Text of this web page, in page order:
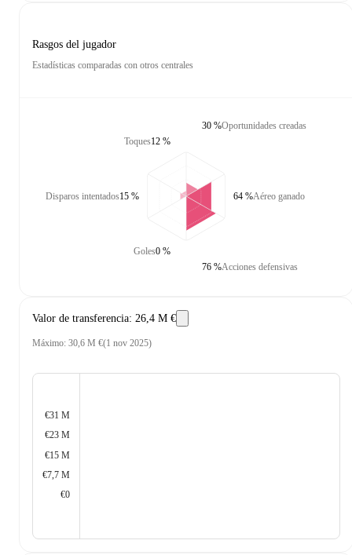
Rasgos del jugador
Estadísticas comparadas con otros centrales
Toques12 %
Disparos intentados15 %
Goles0 %
Oportunidades creadas
30 %
Aéreo ganado
64 %
Acciones defensivas
76 %
Valor de transferencia: 26,4 M €
Máximo: 30,6 M €(1 nov 2025)
€31 M
€23 M
€15 M
€7,7 M
€0